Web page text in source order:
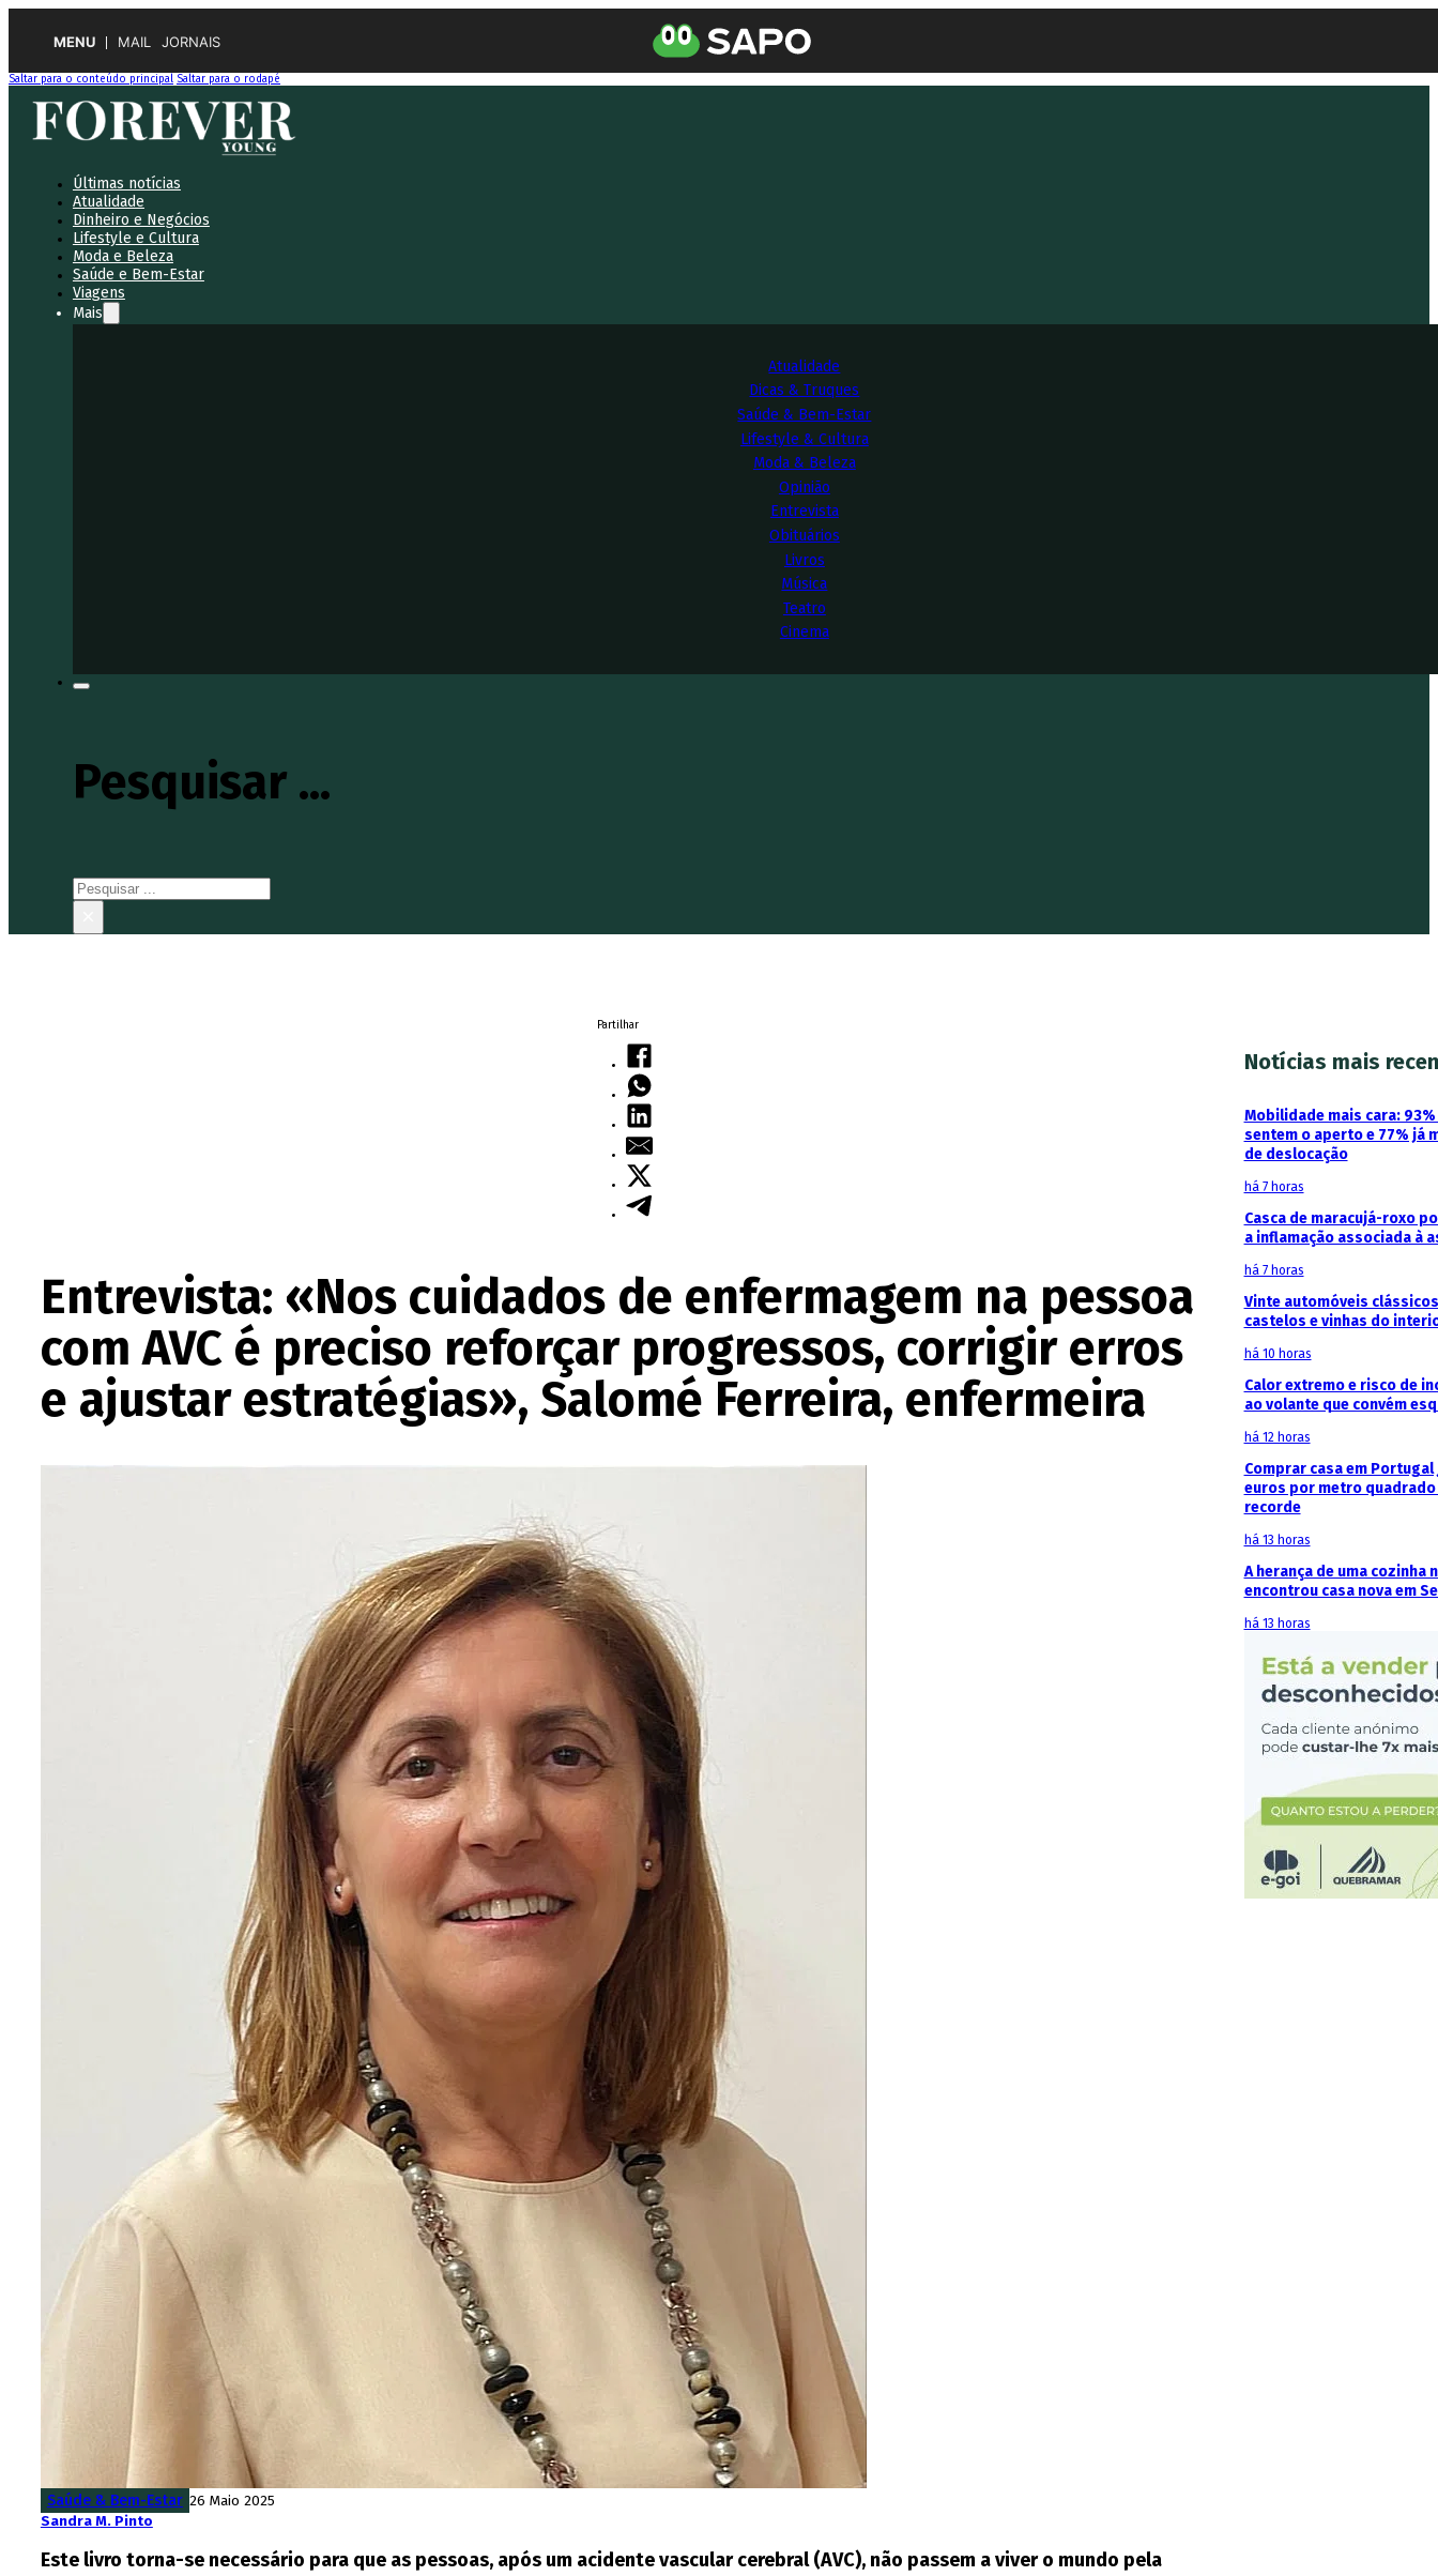
MENU MAIL JORNAIS
Saltar para o conteúdo principal Saltar para o rodapé
Últimas notícias
Atualidade
Dinheiro e Negócios
Lifestyle e Cultura
Moda e Beleza
Saúde e Bem-Estar
Viagens
Mais
Atualidade
Dicas & Truques
Saúde & Bem-Estar
Lifestyle & Cultura
Moda & Beleza
Opinião
Entrevista
Obituários
Livros
Música
Teatro
Cinema
Pesquisar ...
Pesquisar
Partilhar
Entrevista: «Nos cuidados de enfermagem na pessoa
com AVC é preciso reforçar progressos, corrigir erros
e ajustar estratégias», Salomé Ferreira, enfermeira
Saúde & Bem-Estar 26 Maio 2025
Sandra M. Pinto
Este livro torna-se necessário para que as pessoas, após um acidente vascular cerebral (AVC), não passem a viver o mundo pela
Notícias mais
Mobilidade mais cara:
sentem o aperto e 77% já
de deslocação
há 7 horas
Casca de maracujá-roxo
a inflamação associada à
há 7 horas
Vinte automóveis
castelos e vinhas do
há 10 horas
Calor extremo e risco de
ao volante que convém
há 12 horas
Comprar casa em Portugal
euros por metro quadrado
recorde
há 13 horas
A herança de uma cozinha
encontrou casa nova em
há 13 horas